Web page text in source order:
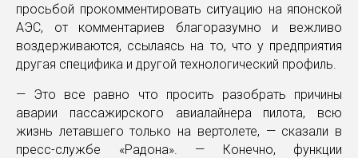
просьбой прокомментировать ситуацию на японской
АЭС, от комментариев благоразумно и вежливо
воздерживаются, ссылаясь на то, что у предприятия
другая специфика и другой технологический профиль.
— Это все равно что просить разобрать причины
аварии пассажирского авиалайнера пилота, всю
жизнь летавшего только на вертолете, — сказали в
пресс-службе «Радона». — Конечно, функции